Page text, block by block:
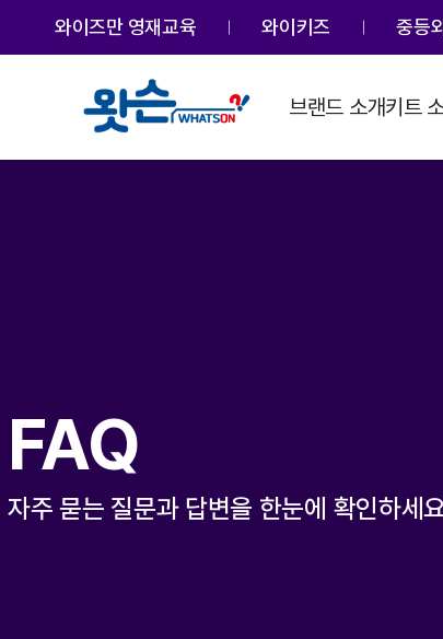
와이즈만 영재교육 와이키즈 중등
브랜드 소개키트
FAQ
자주 묻는 질문과 답변을 한눈에 확인하세